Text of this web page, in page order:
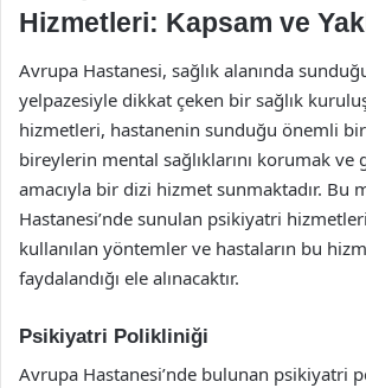
Hizmetleri: Kapsam ve
Avrupa Hastanesi, sağlık alanında
yelpazesiyle dikkat çeken bir sağlık
hizmetleri, hastanenin sunduğu önemli
bireylerin mental sağlıklarını korumak ve
amacıyla bir dizi hizmet sunmaktadır. Bu
Hastanesi’nde sunulan psikiyatri
kullanılan yöntemler ve hastaların bu
faydalandığı ele alınacaktır.
Psikiyatri Polikliniği
Avrupa Hastanesi’nde bulunan psikiyatri